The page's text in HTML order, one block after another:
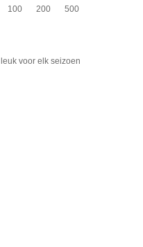
100 200 500
leuk voor elk seizoen